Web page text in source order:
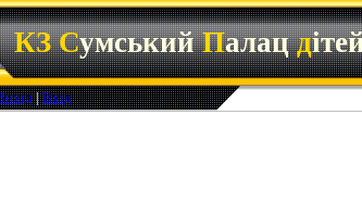
КЗ СумськийПалацд
|Вхід